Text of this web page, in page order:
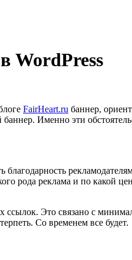
WordPress
FairHeart.ru баннер,
Именно эти
рода реклама и по какой
Это связано с
Со временем все будет.